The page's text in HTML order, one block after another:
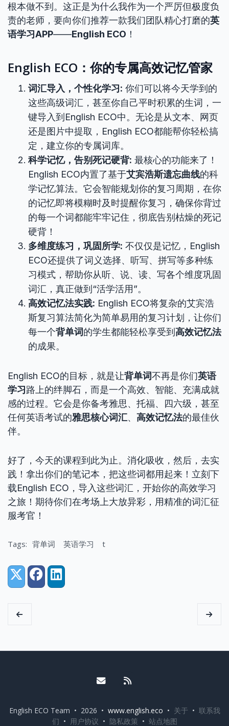
根本做不到。这正是为什么我作为一个严厉但极度负
责的老师，要向你们推荐一款我们团队精心打磨的英
语学习APP——English ECO ！
English ECO：你的专属高效记忆管家
词汇导入，个性化学习: 你们可以将今天学到的
这些高级词汇，甚至你自己平时积累的生词，一
键导入到English ECO中。无论是从文本、网页
还是图片中提取，English ECO都能帮你轻松搞
定，建立你的专属词库。
科学记忆，告别死记硬背: 最核心的功能来了！
English ECO内置了基于艾宾浩斯遗忘曲线的科
学记忆算法。它会智能规划你的复习周期，在你
的记忆即将模糊时及时提醒你复习，确保你背过
的每一个词都能牢牢记住，彻底告别枯燥的死记
硬背！
多维度练习，巩固所学: 不仅仅是记忆，English
ECO还提供了词义选择、听写、拼写等多种练
习模式，帮助你从听、说、读、写各个维度巩固
词汇，真正做到“活学活用”。
高效记忆法实践: English ECO将复杂的艾宾浩
斯复习算法简化为简单易用的复习计划，让你们
每一个背单词的学生都能轻松享受到 高效记忆法
的成果。
English ECO的目标，就是让背单词不再是你们英语
学习路上的绊脚石，而是一个高效、智能、充满成就
感的过程。它会是你备考雅思、托福、四六级，甚至
任何英语考试的雅思核心词汇、 高效记忆法的最佳伙
伴。
好了，今天的课程到此为止。消化吸收，然后，去实
践！拿出你们的笔记本，把这些词都用起来！立刻下
载English ECO，导入这些词汇，开始你的高效学习
之旅！期待你们在考场上大放异彩，用精准的词汇征
服考官！
Tags: 背单词 英语学习 t
Share:
X (Twitter)
FacebookLinkedIn
Email me
English ECO Team • 2026 • www.english.eco • 关于 • 联系我
们 • 用户协议 • 隐私政策 • 站点地图